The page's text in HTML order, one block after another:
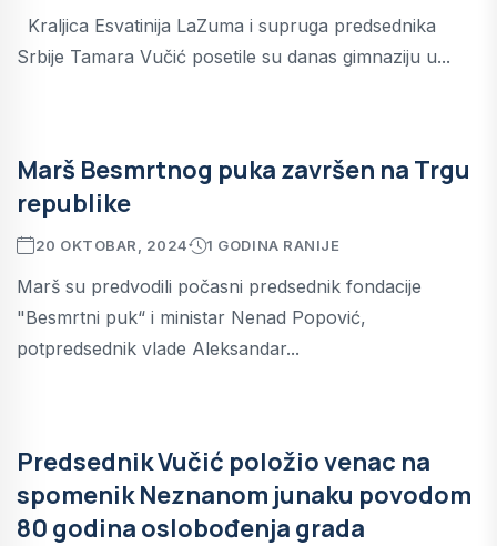
Kraljica Esvatinija LaZuma i supruga predsednika
Srbije Tamara Vučić posetile su danas gimnaziju u...
Marš Besmrtnog puka završen na Trgu
republike
20 OKTOBAR, 2024 1 GODINA RANIJE
Marš su predvodili počasni predsednik fondacije
"Besmrtni puk“ i ministar Nenad Popović,
potpredsednik vlade Aleksandar...
Predsednik Vučić položio venac na
spomenik Neznanom junaku povodom
80 godina oslobođenja grada